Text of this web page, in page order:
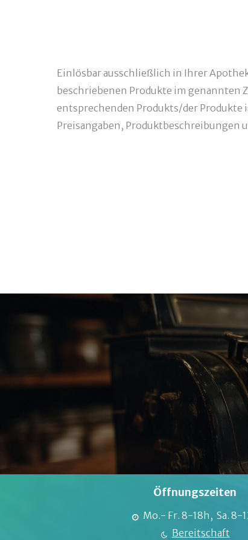
Einlösbar ausschließlich in Ihrer
beschriebenen Produkte im genannten
entsprechenden Produkts/der Produkte
Preisangaben, Produktbeschreibungen
Öffnungszeiten
Mo.- Fr. 8-18h, Sa. 8-
Bereitschaft